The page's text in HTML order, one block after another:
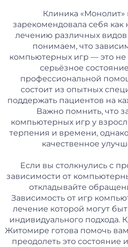
Клиника
зарекомендовала себя
лечению различных
понимаем, что
компьютерных игр — это не
серьёзное
профессиональной
состоит из опытных
поддержать пациентов на
Важно помнить, что
компьютерных игр у
терпения и времени,
качественное
Если вы столкнулись с
зависимости от
откладывайте
Зависимость от игр
лечение которой могут
индивидуального подхода.
Житомире готова помочь
преодолеть это состояние